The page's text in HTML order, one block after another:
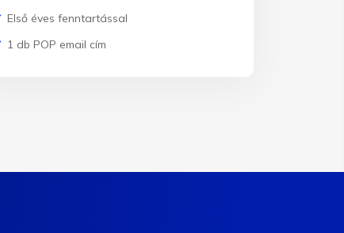
Első éves fenntartással
1 db POP email cím